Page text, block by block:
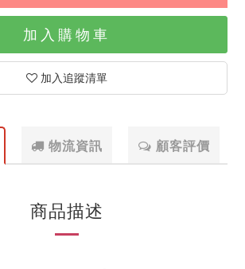
加入購物車
加入追蹤清單
物流資訊 顧客評價
商品描述